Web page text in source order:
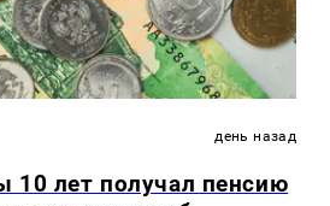
день назад
10 лет получал пенсию